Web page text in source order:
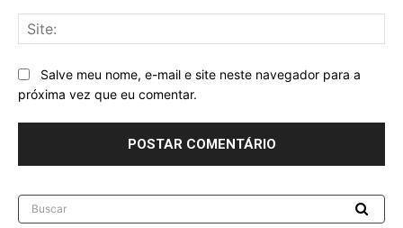
Salve meu nome, e-mail e site neste navegador para a
próxima vez que eu comentar.
Buscar